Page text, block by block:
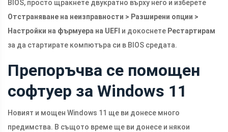
BIOS, просто щракнете двукратно върху него и изберете
Отстраняване на неизправности > Разширени опции >
Настройки на фърмуера на UEFI и докоснете Рестартирам
за да стартирате компютъра си в BIOS средата.
Препоръчва се помощен
софтуер за Windows 11
Новият и мощен Windows 11 ще ви донесе много
предимства. В същото време ще ви донесе и някои